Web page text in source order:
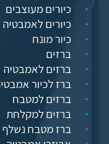
כיורים מעוצבים
כיורים לאמבטיה
כיור מונח
ברזים
ברזים לאמבטיה
ברז לכיור
ברזים למטבח
ברזים למקלחת
ברז מטבח נשלף